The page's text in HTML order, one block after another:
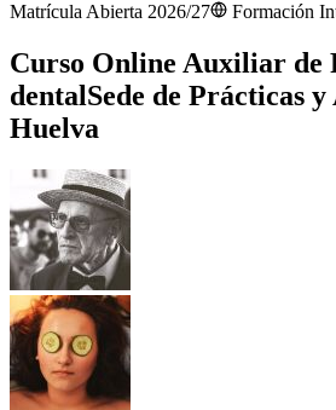
Matrícula Abierta 2026/27 Formación
Curso Online Auxiliar de
dentalSede de Prácticas y
Huelva